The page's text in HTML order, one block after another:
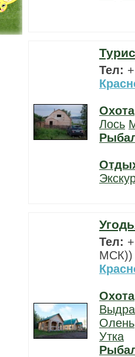
Тел:
Охота
Лось
Тел:
МСК))
Охота
Выдра
Олень
Утка